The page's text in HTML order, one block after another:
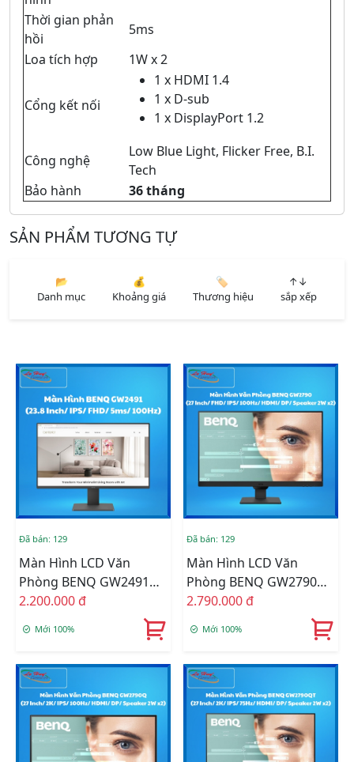
Thời gian phản
hồi
5ms
Loa tích hợp
1W x 2
Cổng kết nối
1 x HDMI 1.4
1 x D-sub
1 x DisplayPort 1.2
Công nghệ
Low Blue Light, Flicker Free, B.I.
Tech
Bảo hành
36 tháng
SẢN PHẨM TƯƠNG TỰ
📂
Danh mục
💰
Khoảng giá
🏷️
Thương hiệu
↑↓
sắp xếp
Đã bán: 129
Màn Hình LCD Văn
Phòng BENQ GW2491
(23.8 Inch/ IPS/ FHD/
2.200.000 đ
Mới 100%
Đã bán: 129
Màn Hình LCD Văn
Phòng BENQ GW2790
Loa Tích Hợp (27 Inch/
FHD/ IPS/ 100Hz/ HDMI/
DP/ Speaker 2W X2)
2.790.000 đ
Mới 100%